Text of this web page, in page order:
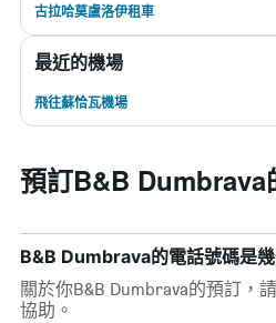
古拉哈莫盧洛伊租車
最近的機場
飛往蘇恰瓦機場
預訂B&B Dumbrava
B&B Dumbrava的電話號碼是幾
關於你B&B Dumbrava的預訂，
協助。